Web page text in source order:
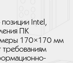
Intel,
ПК
170×170 мм
требованиям